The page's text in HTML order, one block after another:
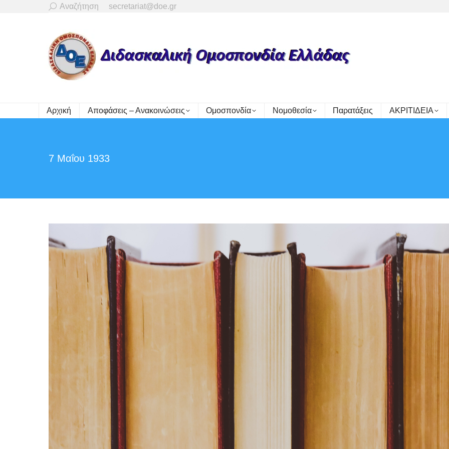
Search:
Αναζήτηση secretariat@doe.gr
Αρχική Αποφάσεις – Ανακοινώσεις Ομοσπονδία Νομοθεσία Παρατάξεις ΑΚΡΙΤΙΔΕΙΑ
7 Μαΐου 1933